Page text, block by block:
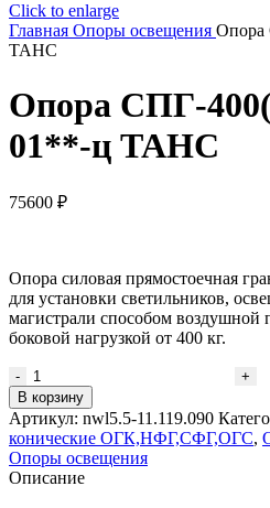
Click to enlarge
Главная Опоры освещения Опора
ТАНС
Опора СПГ-
01**-ц ТАНС
75600 ₽
Опора силовая прямостоечная
для установки светильников,
магистрали способом
боковой нагрузкой от 400 кг.
Количество
товара
Опора
СПГ-400(90)-9,0/11,5-
01**-
ц
В корзину
Артикул: nwl5.5-11.119.090
конические ОГК,НФГ,СФГ,ОГС,
Опоры освещения
Описание